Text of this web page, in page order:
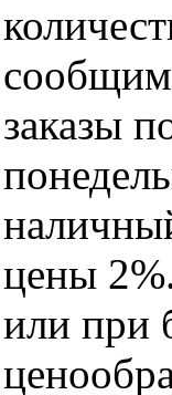
сообщим
заказы
цены
или при